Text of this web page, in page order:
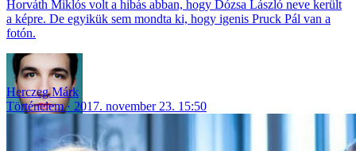
Horváth Miklós volt a hibás abban, hogy Dózsa László neve került
a képre. De egyikük sem mondta ki, hogy igenis Pruck Pál van a
fotón.
Herczeg Márk
Történelem
2017. november 23. 15:50